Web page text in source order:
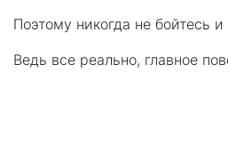
Поэтому никогда не бойтесь
Ведь все реально, главное